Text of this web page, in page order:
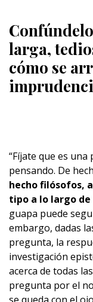
larga,
cómo se
“Fíjate que es
pensando. De
hecho filósofos,
tipo a lo largo
guapa puede
embargo, dadas
pregunta, la
investigación
acerca de todas
pregunta por el